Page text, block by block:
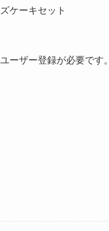
ケーキセット
ーザー登録が必要です。